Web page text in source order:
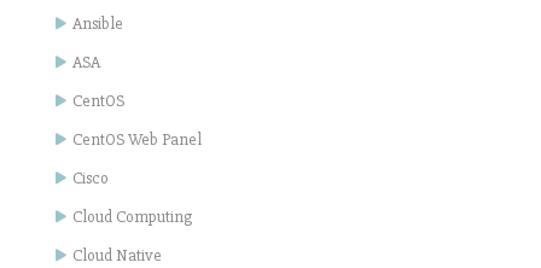
Ansible
ASA
CentOS
CentOS Web Panel
Cisco
Cloud Computing
Cloud Native